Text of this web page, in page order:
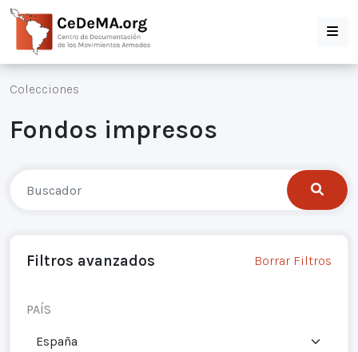
Colecciones
Fondos impresos
Filtros avanzados Borrar Filtros
PAÍS